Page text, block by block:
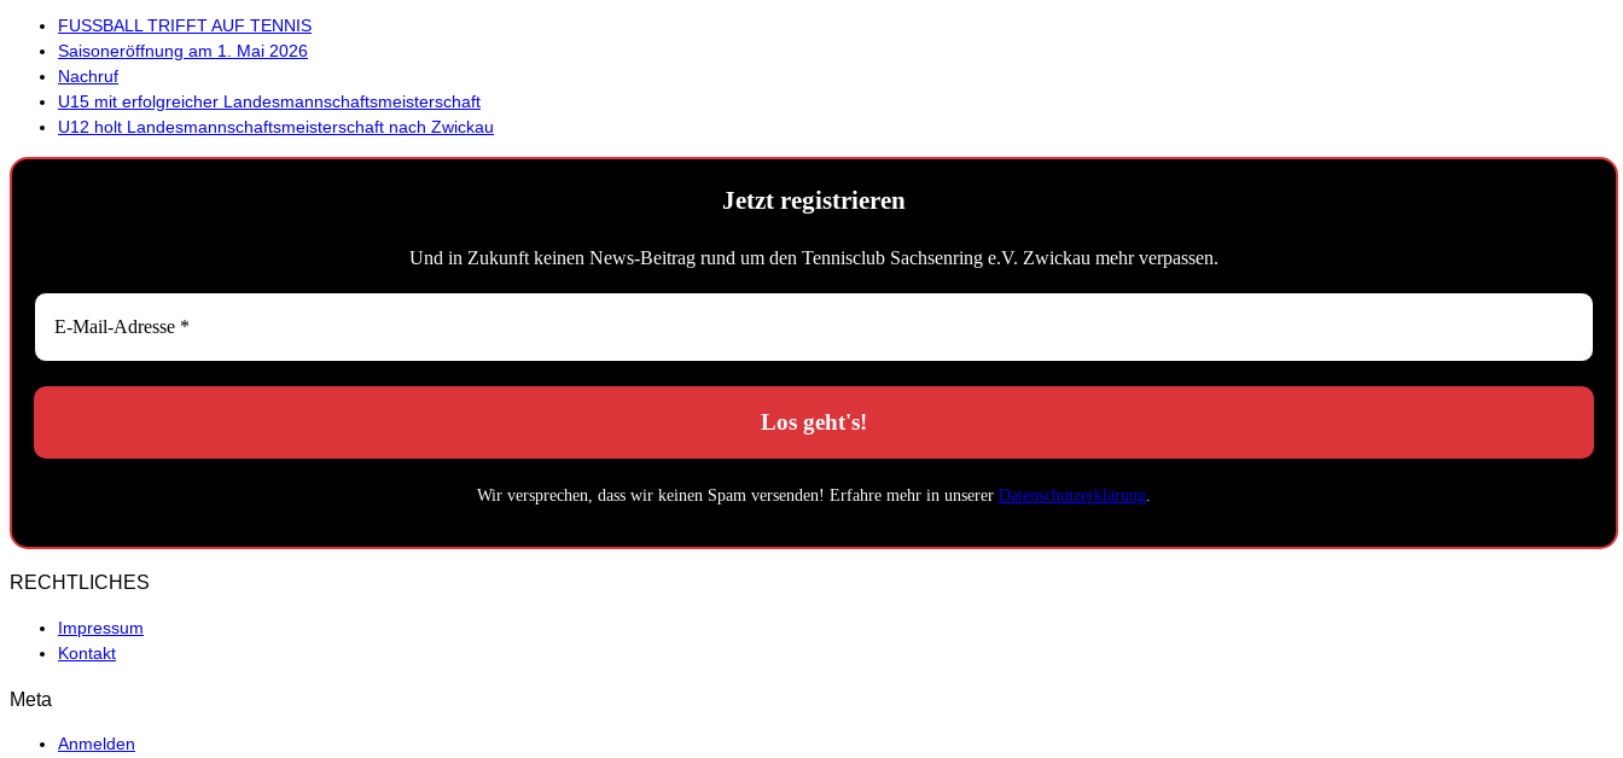
FUSSBALL TRIFFT AUF TENNIS
Saisoneröffnung am 1. Mai 2026
Nachruf
U15 mit erfolgreicher Landesmannschaftsmeisterschaft
U12 holt Landesmannschaftsmeisterschaft nach Zwickau
Jetzt registrieren
Und in Zukunft keinen News-Beitrag rund um den Tennisclub Sachsenring e.V. Zwickau mehr verpassen.
Wir versprechen, dass wir keinen Spam versenden! Erfahre mehr in unserer Datenschutzerklärung
RECHTLICHES
Impressum
Kontakt
Meta
Anmelden